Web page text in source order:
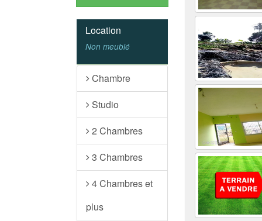
Location
Non meublé
Chambre
Studio
2 Chambres
3 Chambres
4 Chambres et
plus